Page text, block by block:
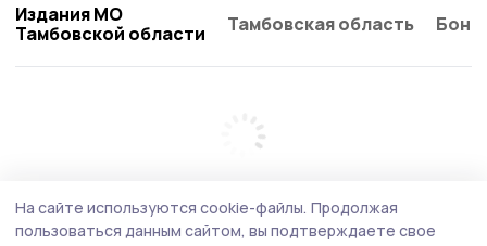
Издания МО
Тамбовской области
Тамбовская область
На сайте используются cookie-файлы. Продолжая
пользоваться данным сайтом, вы подтверждаете свое